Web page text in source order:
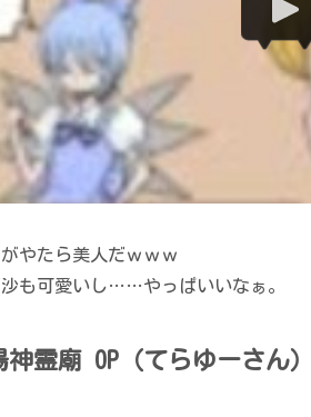
やたら美人だｗｗｗ
沙も可愛いし……やっぱいいなぁ。
神霊廟 OP（てらゆーさん